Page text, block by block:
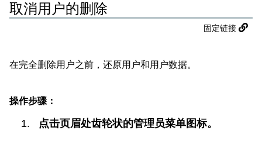
取消用户的删除
固定链接
在完全删除用户之前，还原用户和用户数据。
操作步骤：
点击页眉处齿轮状的管理员菜单图标。